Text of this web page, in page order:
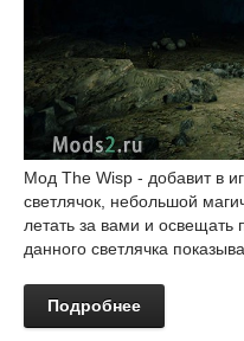
Мод The Wisp - добавит в
светлячок, небольшой
летать за вами и освещать
данного светлячка
Подробнее